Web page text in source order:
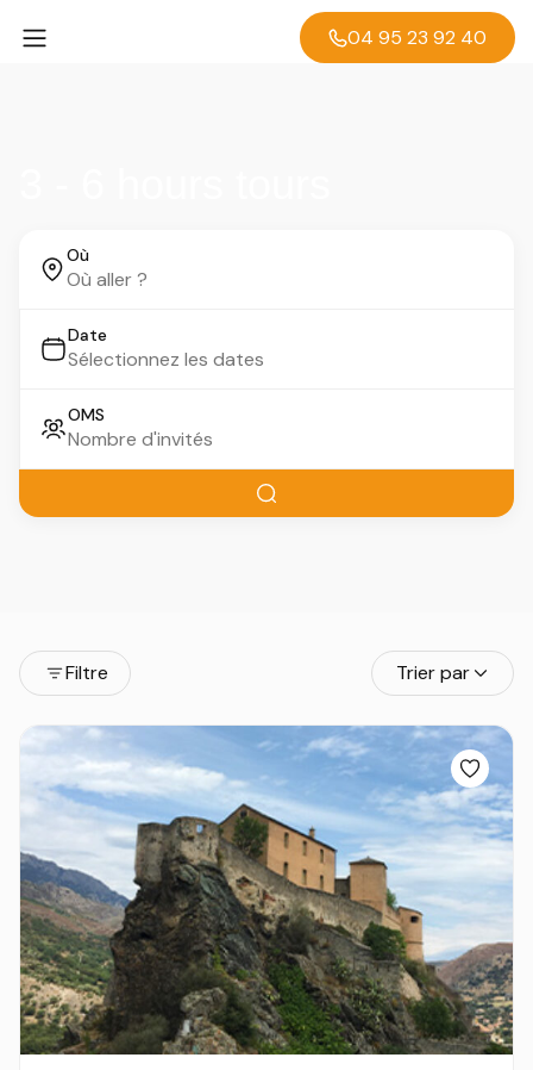
04 95 23 92 40
Où
Date
OMS
Filtre Trier par